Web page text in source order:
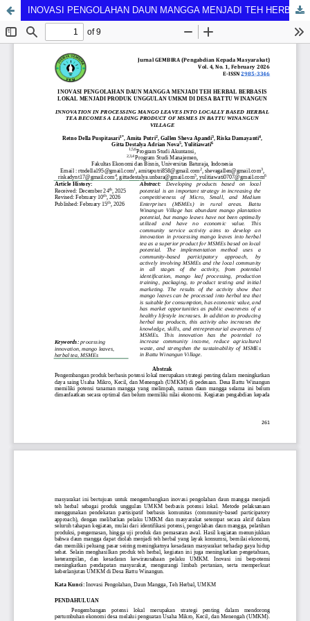
INOVASI PENGOLAHAN DAUN MANGGA MENJADI TEH HERBAL BERBASIS LOKAL MENJADI PRODUK UNGGULAN UMKM DI DESA BATTU WINANGUN